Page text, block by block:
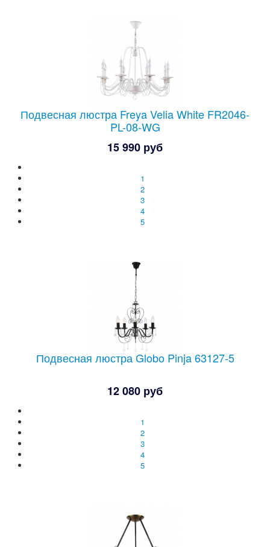
Подвесная люстра Freya Velia White FR2046-
PL-08-WG
15 990 руб
1
2
3
4
5
Подвесная люстра Globo Pinja 63127-5
12 080 руб
1
2
3
4
5